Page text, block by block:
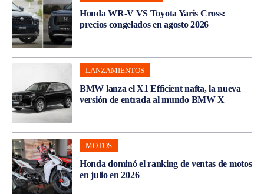
Honda WR-V VS Toyota Yaris Cross:
precios congelados en agosto 2026
LANZAMIENTOS
BMW lanza el X1 Efficient nafta, la nueva
versión de entrada al mundo BMW X
MOTOS
Honda dominó el ranking de ventas de motos
en julio en 2026